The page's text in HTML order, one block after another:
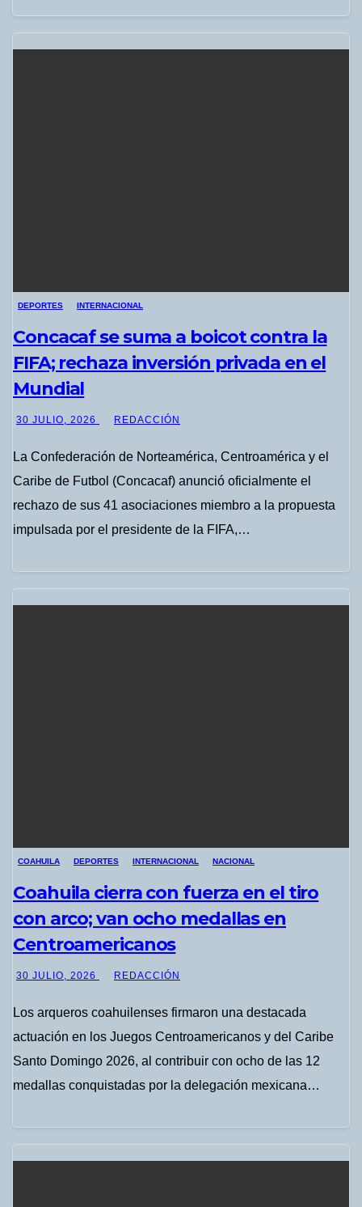
DEPORTES INTERNACIONAL
Concacaf se suma a boicot contra la
FIFA; rechaza inversión privada en el
Mundial
30 JULIO, 2026 REDACCIÓN
La Confederación de Norteamérica, Centroamérica y el
Caribe de Futbol (Concacaf) anunció oficialmente el
rechazo de sus 41 asociaciones miembro a la propuesta
impulsada por el presidente de la FIFA,…
COAHUILA DEPORTES INTERNACIONAL NACIONAL
Coahuila cierra con fuerza en el tiro
con arco; van ocho medallas en
Centroamericanos
30 JULIO, 2026 REDACCIÓN
Los arqueros coahuilenses firmaron una destacada
actuación en los Juegos Centroamericanos y del Caribe
Santo Domingo 2026, al contribuir con ocho de las 12
medallas conquistadas por la delegación mexicana…